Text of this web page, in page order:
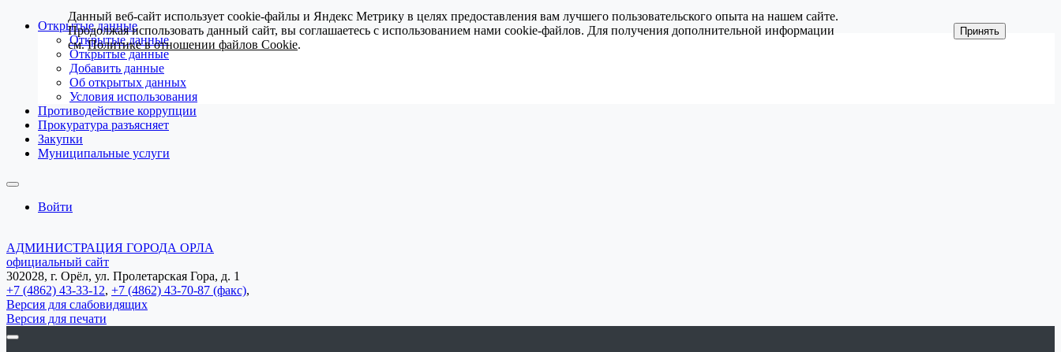
Открытые данные
Открытые данные
Открытые данные
Добавить данные
Об открытых данных
Условия использования
Противодействие коррупции
Прокуратура разъясняет
Закупки
Муниципальные услуги
Войти
АДМИНИСТРАЦИЯ ГОРОДА ОРЛА
официальный сайт
302028, г. Орёл, ул. Пролетарская Гора, д. 1
+7 (4862) 43-33-12, +7 (4862) 43-70-87 (факс),
Версия для слабовидящих
Версия для печати
Данный веб-сайт использует cookie-файлы и Яндекс Метрику в целях предоставления вам лучшего пользовательского опыта на нашем сайте.
Продолжая использовать данный сайт, вы соглашаетесь с использованием нами cookie-файлов. Для получения дополнительной информации
см.Политике в отношении файлов Cookie.
Принять